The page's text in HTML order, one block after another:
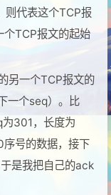
则代表这个TCP报
TCP报文的起始
另一个TCP报文的
一个seq）。比
301，长度为
号的数据，接下
是我把自己的ack